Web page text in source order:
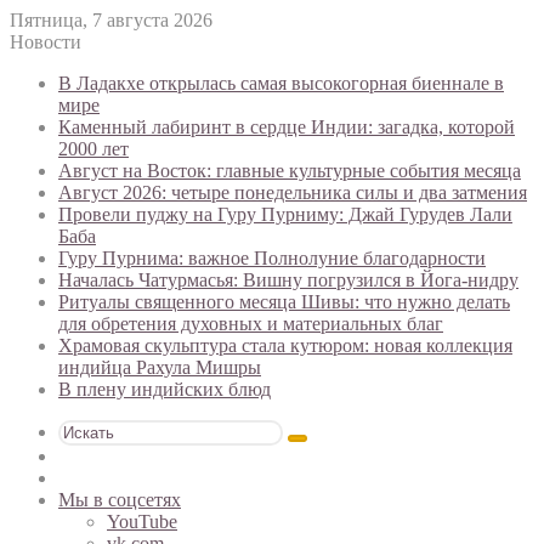
Пятница, 7 августа 2026
Новости
В Ладакхе открылась самая высокогорная биеннале в
мире
Каменный лабиринт в сердце Индии: загадка, которой
2000 лет
Август на Восток: главные культурные события месяца
Август 2026: четыре понедельника силы и два затмения
Провели пуджу на Гуру Пурниму: Джай Гурудев Лали
Баба
Гуру Пурнима: важное Полнолуние благодарности
Началась Чатурмасья: Вишну погрузился в Йога-нидру
Ритуалы священного месяца Шивы: что нужно делать
для обретения духовных и материальных благ
Храмовая скульптура стала кутюром: новая коллекция
индийца Рахула Мишры
В плену индийских блюд
Искать
статья
Мы в соцсетях
YouTube